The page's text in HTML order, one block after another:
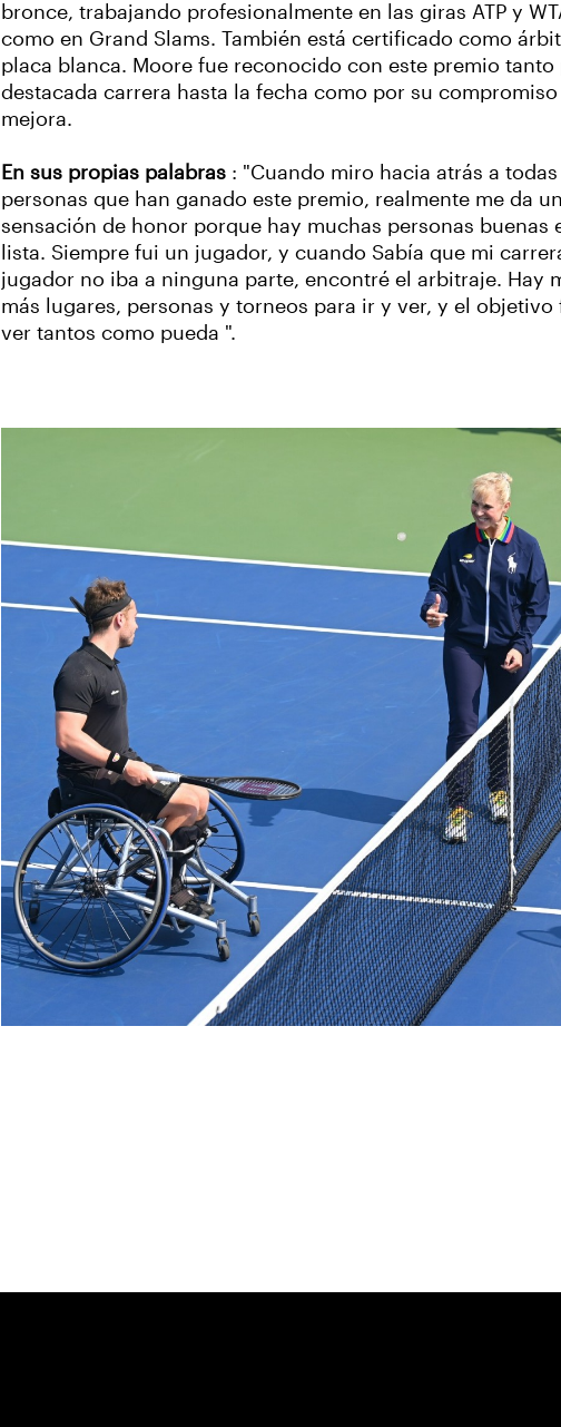
bronce, trabajando profesionalmente en las giras ATP y
como en Grand Slams. También está certificado como
placa blanca. Moore fue reconocido con este premio tanto
destacada carrera hasta la fecha como por su
mejora.
En sus propias palabras : "Cuando miro hacia atrás a todas
personas que han ganado este premio, realmente me da
sensación de honor porque hay muchas personas buenas
lista. Siempre fui un jugador, y cuando Sabía que mi
jugador no iba a ninguna parte, encontré el arbitraje. Hay
más lugares, personas y torneos para ir y ver, y el objetivo
ver tantos como pueda ".